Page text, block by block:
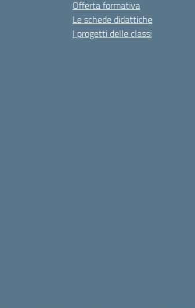
Offerta formativa
Le schede didattiche
I progetti delle classi